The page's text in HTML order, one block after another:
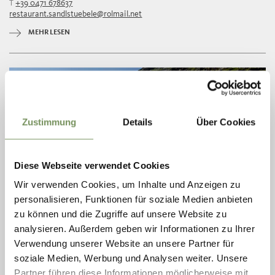
Zustimmung Details Über Cookies
Diese Webseite verwendet Cookies
Wir verwenden Cookies, um Inhalte und Anzeigen zu
personalisieren, Funktionen für soziale Medien anbieten
zu können und die Zugriffe auf unsere Website zu
analysieren. Außerdem geben wir Informationen zu Ihrer
Verwendung unserer Website an unsere Partner für
soziale Medien, Werbung und Analysen weiter. Unsere
Freitag
Samstag
10:00 - 14:00 | 17:00 - 23:00
Sonntag
Dienstag
10:00 - 14:00 | 17:00 - 23:00
Mittwoch
10:00 - 14:00 | 17:00 - 23:00
T+39 0471 678637
restaurant.sandlstuebele@rolmail.net
MEHR LESEN
DORF TIROL
OBERKASERALM